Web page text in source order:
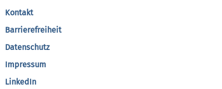
Kontakt
Barrierefreiheit
Datenschutz
Impressum
LinkedIn